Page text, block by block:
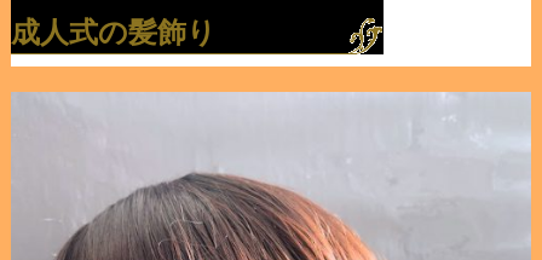
ス
キ
ッ
成人式の髪飾り